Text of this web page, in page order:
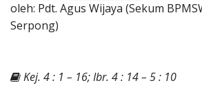
Berita Kegiatan
Materi
oleh: Pdt. Agus Wijaya (Sekum
Serpong)
Kej. 4 : 1 – 16; Ibr. 4 : 14 – 5 : 10